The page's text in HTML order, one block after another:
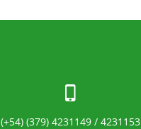
(+54) (379) 4231149 / 4231153